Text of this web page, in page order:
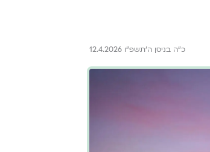
כ״ה בניסן ה׳תשפ״ו 12.4.2026